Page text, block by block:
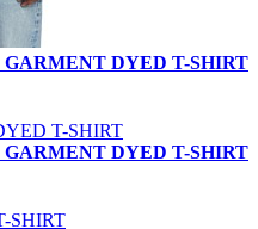
GARMENT DYED T-SHIRT
GARMENT DYED T-SHIRT